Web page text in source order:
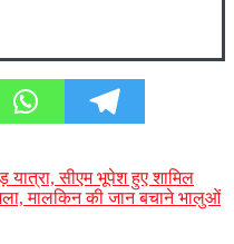
यात्रा, सीएम भूपेश हुए शामिल
मालकिन की जान बचाने भालुओं